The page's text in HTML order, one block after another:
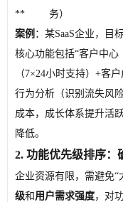
**
务）
案例 ：某SaaS企业，目
核心功能包括“客户中
（7×24小时支持）+客
行为分析（识别流失风
成本，成长体系提升活
降低。
2. 功能优先级排序：
企业资源有限，需避免“
级和 用户需求强度，对